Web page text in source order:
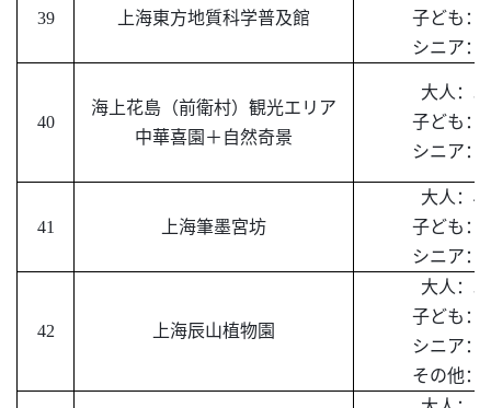
39 上海東方地質科学普及館
子ども：
シニア：
40
海上花島（前衛村）観光エリア
中華喜園＋自然奇景
大人： 30
子ども：
シニア：
41 上海筆墨宮坊
大人： 49
子ども：
シニア：
42 上海辰山植物園
大人： 30
子ども：
シニア：
その他：